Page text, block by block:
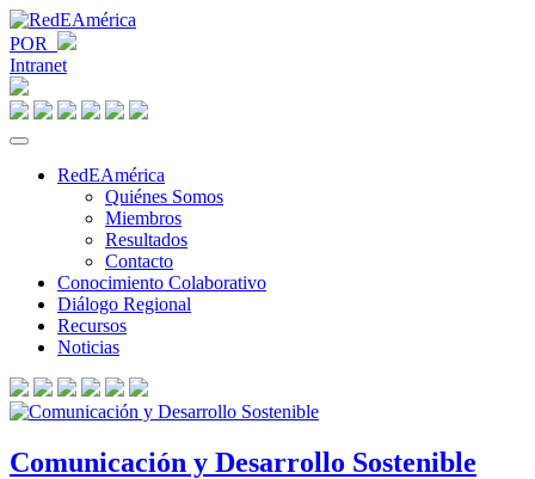
POR
Intranet
RedEAmérica
Quiénes Somos
Miembros
Resultados
Contacto
Conocimiento Colaborativo
Diálogo Regional
Recursos
Noticias
Comunicación y Desarrollo Sostenible